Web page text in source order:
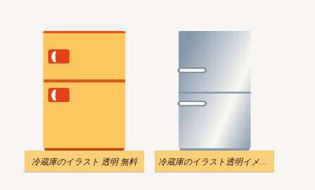
冷蔵庫のイラスト 透明 無料 冷蔵庫のイラスト透明イメージ 2